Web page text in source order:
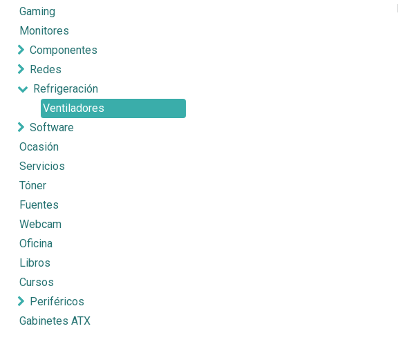
Gaming
Monitores
Componentes
Redes
Refrigeración
Ventiladores
Software
Ocasión
Servicios
Tóner
Fuentes
Webcam
Oficina
Libros
Cursos
Periféricos
Gabinetes ATX